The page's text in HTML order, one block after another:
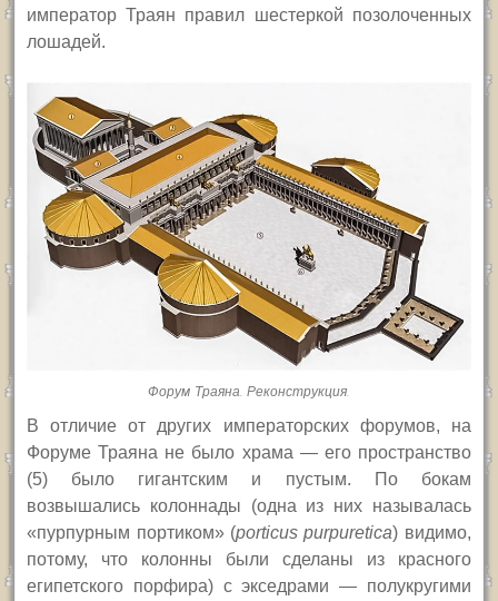
император Траян правил шестеркой позолоченных
лошадей.
Форум Траяна. Реконструкция.
В отличие от других императорских форумов, на
Форуме Траяна не было храма — его пространство
(5) было гигантским и пустым. По бокам
возвышались колоннады (одна из них называлась
«пурпурным портиком» (porticus purpuretica) видимо,
потому, что колонны были сделаны из красного
египетского порфира) с экседрами — полукругими